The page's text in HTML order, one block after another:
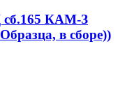
сб.165 КАМ-З
в сборе))